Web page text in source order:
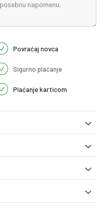
Povraćaj novca
Sigurno plaćanje
Plaćanje karticom